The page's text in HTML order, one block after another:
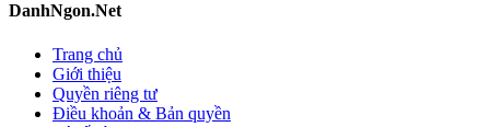
DanhNgon.Net
Trang chủ
Giới thiệu
Quyền riêng tư
Điều khoản & Bản quyền